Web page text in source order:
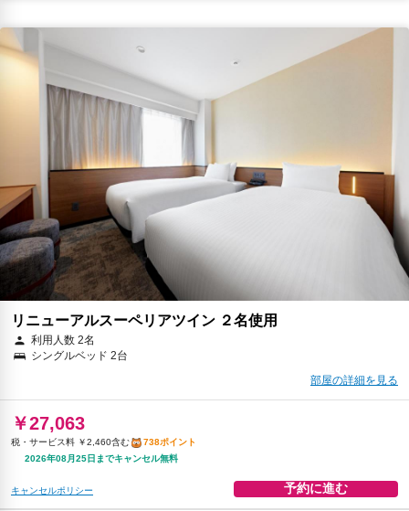
税・サービス料 ￥2,317含む
695ポイント
予約に進む
無料WiFi
￥26,759
税・サービス料 ￥2,432含む
729ポイント
返金不可
キャンセルポリシー
リニューアルスーペリアツイン ２名使用
利用人数 2名
シングルベッド 2台
部屋の詳細を見る
￥27,063
税・サービス料 ￥2,460含む
738ポイント
2026年08月25日までキャンセル無料
キャンセルポリシー 予約に進む